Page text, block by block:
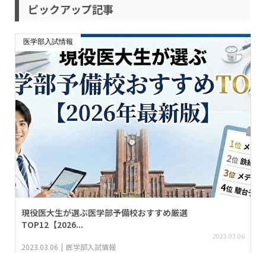
ピックアップ記事
医学部入試情報
現役医大生が選ぶ医学部予備校おすすめ厳選
TOP12【2026...
2023.03.06
2023.03.06 医学部入試情報